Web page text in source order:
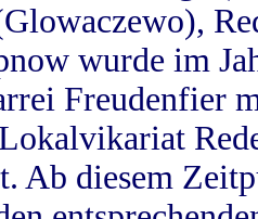
wurde im
Freudenfier
Ab diesem